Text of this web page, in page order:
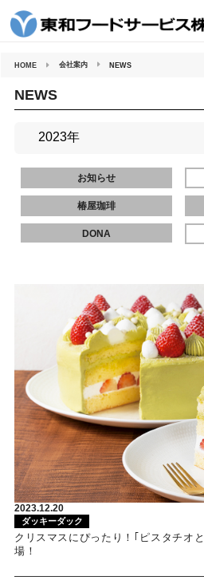
HOME 会社案内 NEWS
NEWS
お知らせ
椿屋珈琲
DONA
2023.12.20
ダッキーダック
クリスマスにぴったり！｢ピスタチオ
場！